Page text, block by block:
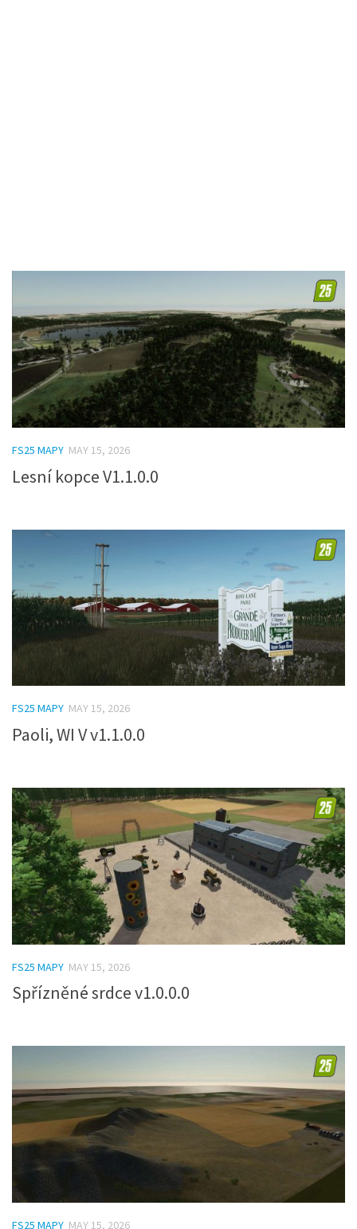
FS25 MAPY MAY 15, 2026
Lesní kopce V1.1.0.0
FS25 MAPY MAY 15, 2026
Paoli, WI V v1.1.0.0
FS25 MAPY MAY 15, 2026
Spřízněné srdce v1.0.0.0
FS25 MAPY MAY 15, 2026